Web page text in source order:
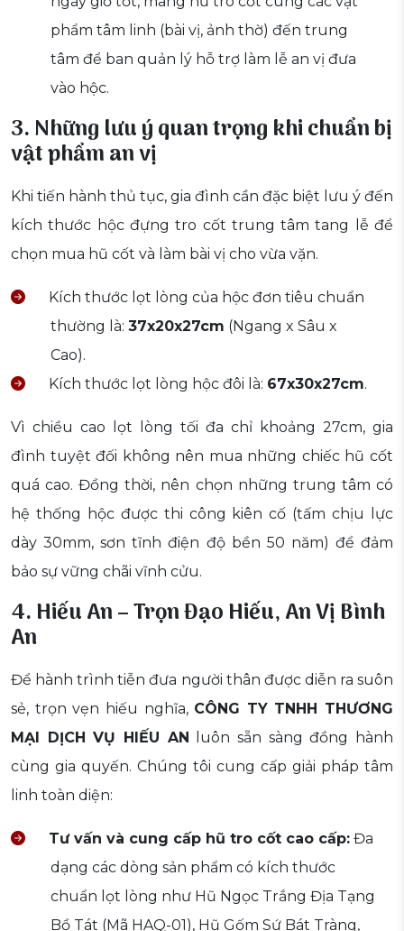
phẩm tâm linh (bài vị, ảnh thờ) đến trung
tâm để ban quản lý hỗ trợ làm lễ an vị đưa
vào hộc.
3. Những lưu ý quan trọng khi chuẩn bị
vật phẩm an vị
Khi tiến hành thủ tục, gia đình cần đặc biệt lưu ý đến
kích thước hộc đựng tro cốt trung tâm tang lễ để
chọn mua hũ cốt và làm bài vị cho vừa vặn.
Kích thước lọt lòng của hộc đơn tiêu chuẩn
thường là: 37x20x27cm (Ngang x Sâu x
Cao).
Kích thước lọt lòng hộc đôi là: 67x30x27cm.
Vì chiều cao lọt lòng tối đa chỉ khoảng 27cm, gia
đình tuyệt đối không nên mua những chiếc hũ cốt
quá cao. Đồng thời, nên chọn những trung tâm có
hệ thống hộc được thi công kiên cố (tấm chịu lực
dày 30mm, sơn tĩnh điện độ bền 50 năm) để đảm
bảo sự vững chãi vĩnh cửu.
4. Hiếu An – Trọn Đạo Hiếu, An Vị Bình
An
Để hành trình tiễn đưa người thân được diễn ra suôn
sẻ, trọn vẹn hiếu nghĩa, CÔNG TY TNHH THƯƠNG
MẠI DỊCH VỤ HIẾU AN
luôn sẵn sàng đồng hành
cùng gia quyến. Chúng tôi cung cấp giải pháp tâm
linh toàn diện:
Tư vấn và cung cấp hũ tro cốt cao cấp: Đa
dạng các dòng sản phẩm có kích thước
chuẩn lọt lòng như Hũ Ngọc Trắng Địa Tạng
Bồ Tát (Mã HAQ-01), Hũ Gốm Sứ Bát Tràng,